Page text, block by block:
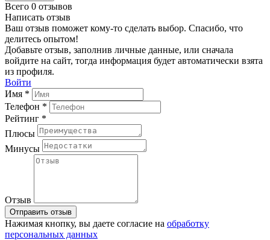
Всего 0 отзывов
Написать отзыв
Ваш отзыв поможет кому-то сделать выбор. Спасибо, что
делитесь опытом!
Добавьте отзыв, заполнив личные данные, или сначала
войдите на сайт, тогда информация будет автоматически взята
из профиля.
Войти
Имя *
Телефон *
Рейтинг *
Плюсы
Минусы
Отзыв
Отправить отзыв
Нажимая кнопку, вы даете согласие на обработку
персональных данных